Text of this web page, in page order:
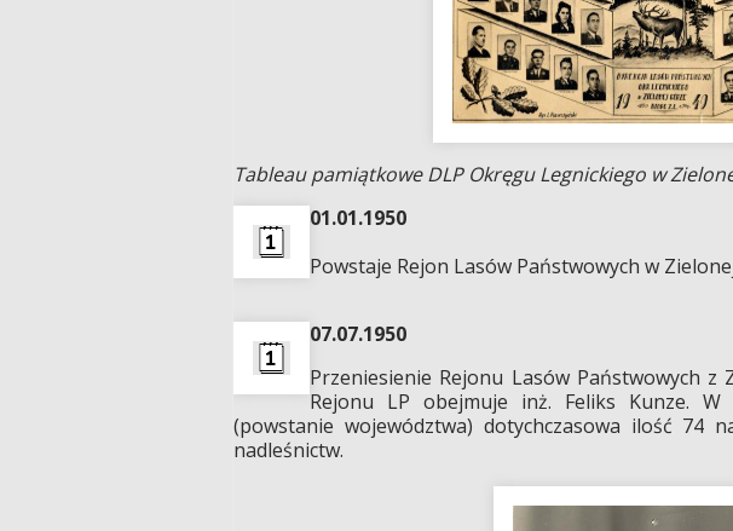
Tableau pamiątkowe DLP Okręgu Legnickiego w
01.01.1950
Powstaje Rejon Lasów Państwowych w
07.07.1950
Przeniesienie Rejonu Lasów Państwowych
Rejonu LP obejmuje inż. Feliks Kunze.
(powstanie województwa) dotychczasowa ilość 74
nadleśnictw.